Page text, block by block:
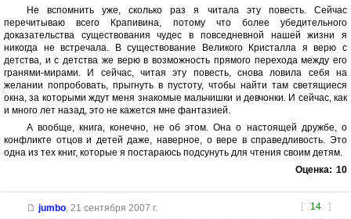
Не вспомнить уже, сколько раз я читала эту повесть. Сейчас
перечитываю всего Крапивина, потому что более убедительного
доказательства существования чудес в повседневной нашей жизни я
никогда не встречала. В существование Великого Кристалла я верю с
детства, и с детства же верю в возможность прямого перехода между его
гранями-мирами. И сейчас, читая эту повесть, снова ловила себя на
желании попробовать, прыгнуть в пустоту, чтобы найти там светящиеся
окна, за которыми ждут меня знакомые мальчишки и девчонки. И сейчас, как
и много лет назад, это не кажется мне фантазией.
А вообще, книга, конечно, не об этом. Она о настоящей дружбе, о
конфликте отцов и детей даже, наверное, о вере в справедливость. Это
одна из тех книг, которые я постараюсь подсунуть для чтения своим детям.
Оценка: 10
[ 14 ]
jumbo, 21 сентября 2007 г.